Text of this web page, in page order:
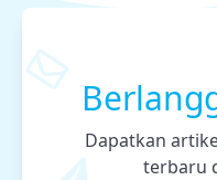
Dapatkan
terbaru